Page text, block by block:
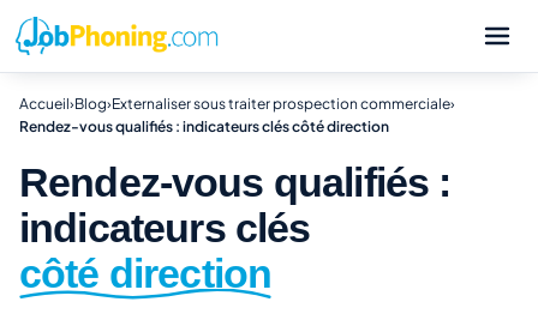
Accueil›Blog›Externaliser sous traiter prospection commerciale›
Rendez-vous qualifiés : indicateurs clés côté direction
Rendez-vous qualifiés :
indicateurs clés
côté direction